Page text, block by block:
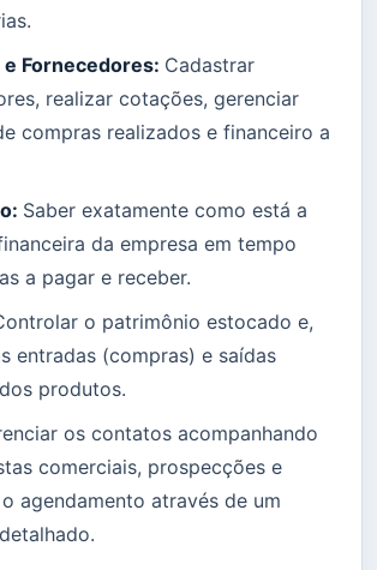
Fornecedores: Cadastrar
realizar cotações, gerenciar
compras realizados e financeiro a
Saber exatamente como está a
da empresa em tempo
a pagar e receber.
o patrimônio estocado e,
entradas (compras) e saídas
produtos.
os contatos acompanhando
comerciais, prospecções e
agendamento através de um